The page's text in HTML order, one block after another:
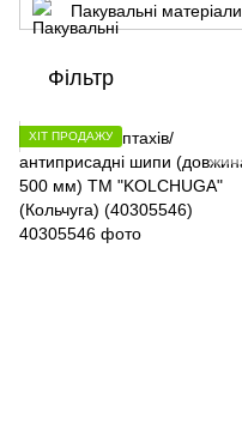
Пакувальні матеріали
Фільтр
ХІТ ПРОДАЖУ